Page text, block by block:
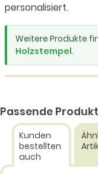
personalisiert.
Weitere Produkte
Holzstempel.
Passende
Kunden
bestellten
auch